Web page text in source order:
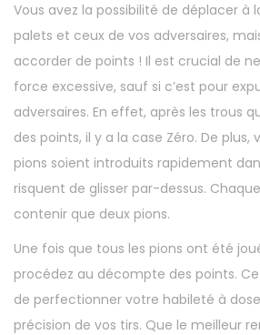
Vous avez la possibilité de déplacer à
palets et ceux de vos adversaires,
accorder de points ! Il est crucial de
force excessive, sauf si c’est pour
adversaires. En effet, après les trous
des points, il y a la case Zéro. De plus,
pions soient introduits rapidement
risquent de glisser par-dessus.
contenir que deux pions.
Une fois que tous les pions ont été
procédez au décompte des points.
de perfectionner votre habileté à
précision de vos tirs. Que le meilleur